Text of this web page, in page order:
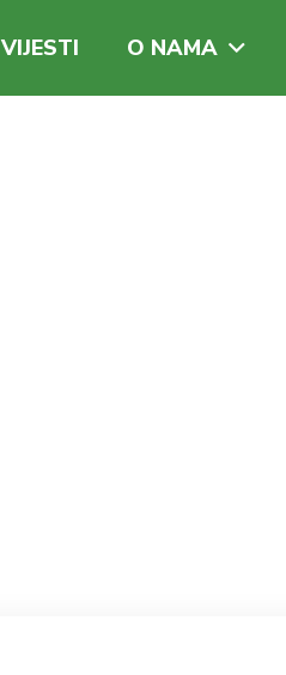
VIJESTI O NAMA